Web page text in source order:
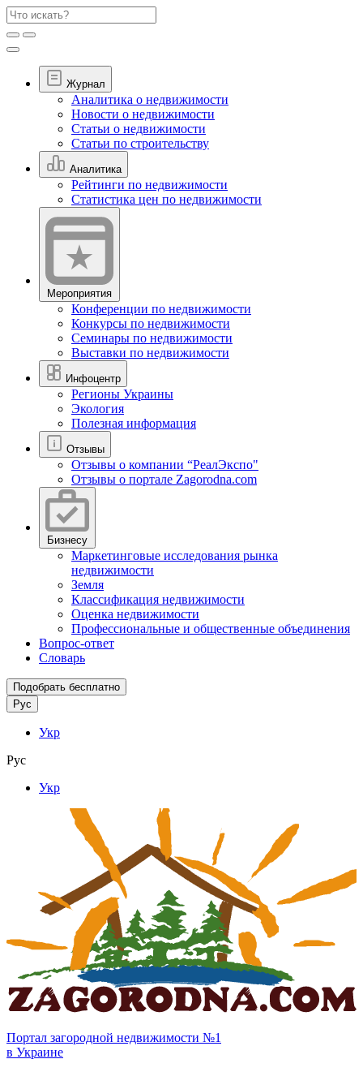
Журнал
Аналитика о недвижимости
Новости о недвижимости
Статьи о недвижимости
Статьи по строительству
Аналитика
Рейтинги по недвижимости
Статистика цен по недвижимости
Мероприятия
Конференции по недвижимости
Конкурсы по недвижимости
Семинары по недвижимости
Выставки по недвижимости
Инфоцентр
Регионы Украины
Экология
Полезная информация
Отзывы
Отзывы о компании “РеалЭкспо"
Отзывы о портале Zagorodna.com
Бизнесу
Маркетинговые исследования рынка
недвижимости
Земля
Классификация недвижимости
Оценка недвижимости
Профессиональные и общественные объединения
Вопрос-ответ
Словарь
Подобрать бесплатно
Рус
Укр
Рус
Укр
Портал загородной недвижимости №1
в Украине